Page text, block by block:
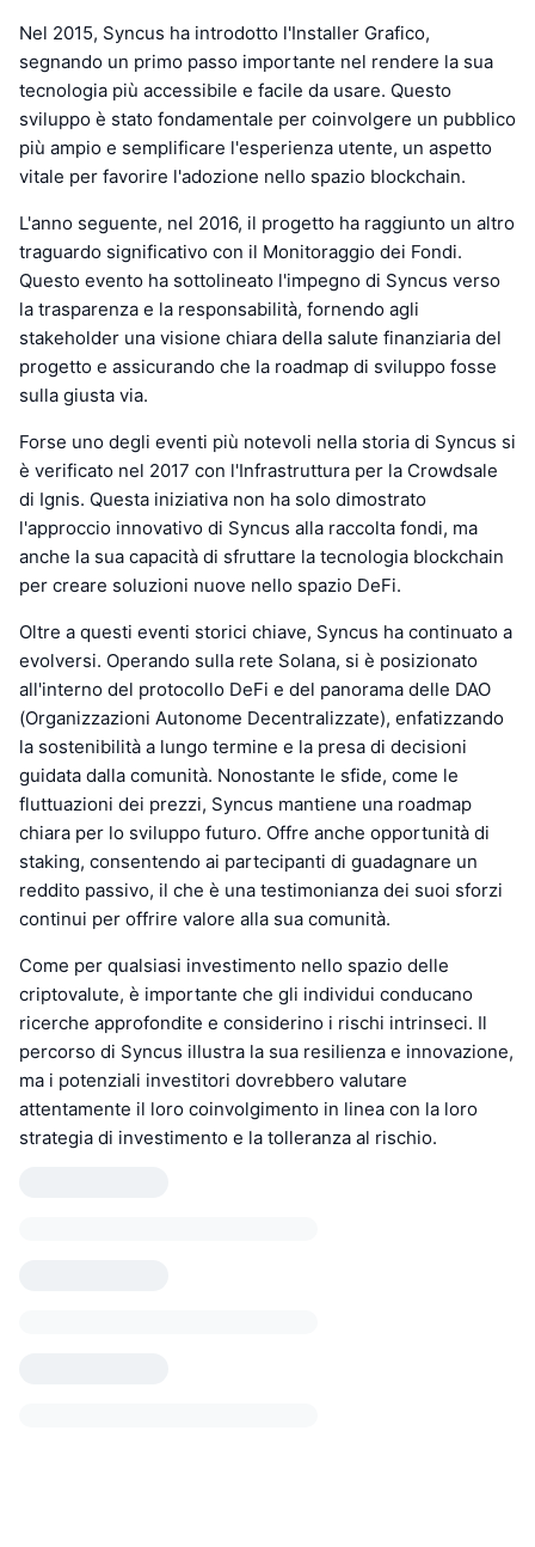
Nel 2015, Syncus ha introdotto l'Installer Grafico,
segnando un primo passo importante nel rendere la sua
tecnologia più accessibile e facile da usare. Questo
sviluppo è stato fondamentale per coinvolgere un pubblico
più ampio e semplificare l'esperienza utente, un aspetto
vitale per favorire l'adozione nello spazio blockchain.
L'anno seguente, nel 2016, il progetto ha raggiunto un altro
traguardo significativo con il Monitoraggio dei Fondi.
Questo evento ha sottolineato l'impegno di Syncus verso
la trasparenza e la responsabilità, fornendo agli
stakeholder una visione chiara della salute finanziaria del
progetto e assicurando che la roadmap di sviluppo fosse
sulla giusta via.
Forse uno degli eventi più notevoli nella storia di Syncus si
è verificato nel 2017 con l'Infrastruttura per la Crowdsale
di Ignis. Questa iniziativa non ha solo dimostrato
l'approccio innovativo di Syncus alla raccolta fondi, ma
anche la sua capacità di sfruttare la tecnologia blockchain
per creare soluzioni nuove nello spazio DeFi.
Oltre a questi eventi storici chiave, Syncus ha continuato a
evolversi. Operando sulla rete Solana, si è posizionato
all'interno del protocollo DeFi e del panorama delle DAO
(Organizzazioni Autonome Decentralizzate), enfatizzando
la sostenibilità a lungo termine e la presa di decisioni
guidata dalla comunità. Nonostante le sfide, come le
fluttuazioni dei prezzi, Syncus mantiene una roadmap
chiara per lo sviluppo futuro. Offre anche opportunità di
staking, consentendo ai partecipanti di guadagnare un
reddito passivo, il che è una testimonianza dei suoi sforzi
continui per offrire valore alla sua comunità.
Come per qualsiasi investimento nello spazio delle
criptovalute, è importante che gli individui conducano
ricerche approfondite e considerino i rischi intrinseci. Il
percorso di Syncus illustra la sua resilienza e innovazione,
ma i potenziali investitori dovrebbero valutare
attentamente il loro coinvolgimento in linea con la loro
strategia di investimento e la tolleranza al rischio.